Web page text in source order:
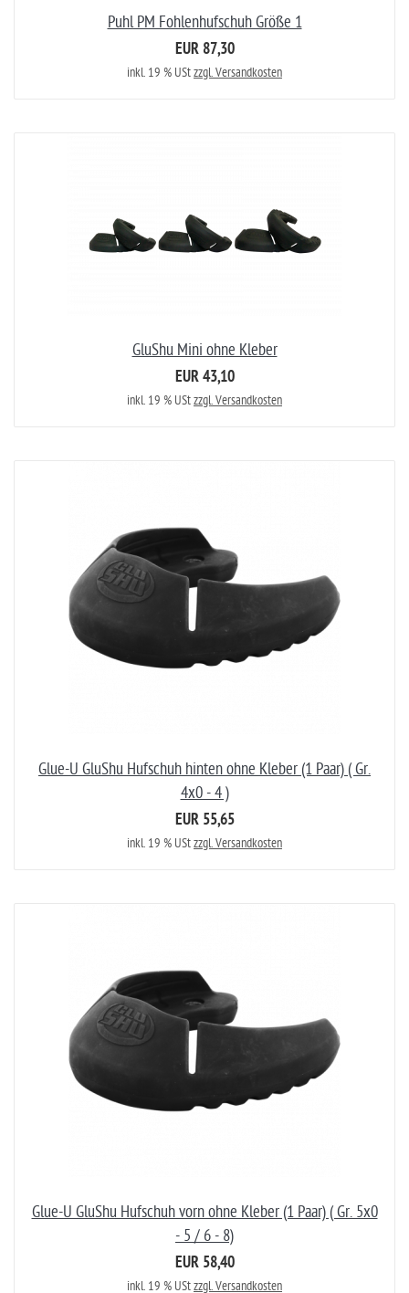
Puhl PM Fohlenhufschuh Größe 1
EUR 87,30
inkl. 19 % UStzzgl. Versandkosten
GluShu Mini ohne Kleber
EUR 43,10
inkl. 19 % UStzzgl. Versandkosten
Glue-U GluShu Hufschuh hinten ohne Kleber (1 Paar) ( Gr.
4x0 - 4 )
EUR 55,65
inkl. 19 % UStzzgl. Versandkosten
Glue-U GluShu Hufschuh vorn ohne Kleber (1 Paar) ( Gr. 5x0
- 5 / 6 - 8)
EUR 58,40
inkl. 19 % UStzzgl. Versandkosten